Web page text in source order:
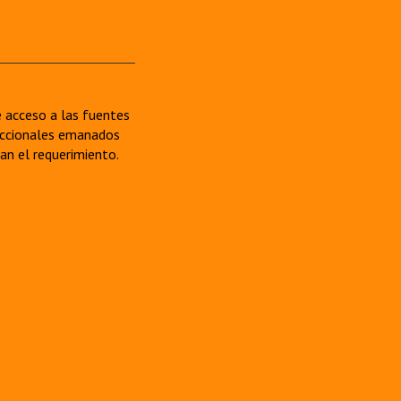
acceso a las fuentes
emanados
el requerimiento.